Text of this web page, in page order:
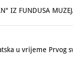
IZ FUNDUSA
u vrijeme Prvog